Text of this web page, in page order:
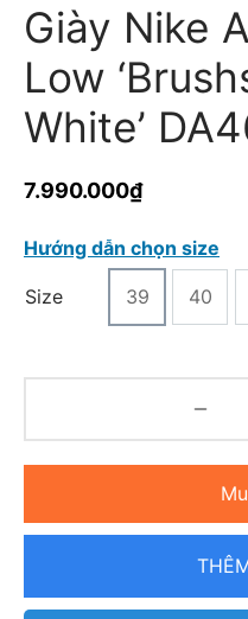
Giày Nike
Low
White’
7.990.000₫
Hướng dẫn chọn size
Size 39 40